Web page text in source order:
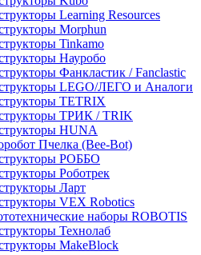
Learning Resources
Morphun
Tinkamo
Науробо
Фанкластик / Fanclastic
LEGO/ЛЕГО и Аналоги
TETRIX
ТРИК / TRIK
HUNA
Пчелка (Bee-Bot)
РОББО
Роботрек
Ларт
VEX Robotics
наборы ROBOTIS
Технолаб
MakeBlock